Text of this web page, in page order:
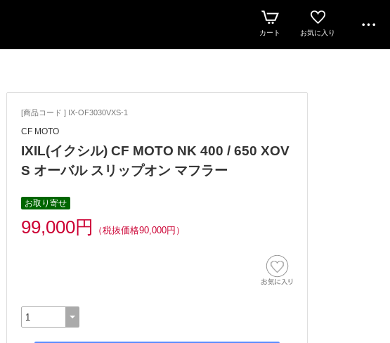
カート お気に入り
[商品コード ] IX-OF3030VXS-1
CF MOTO
IXIL(イクシル) CF MOTO NK 400 / 650 XOV
S オーバル スリップオン マフラー
お取り寄せ
99,000円 （税抜価格90,000円）